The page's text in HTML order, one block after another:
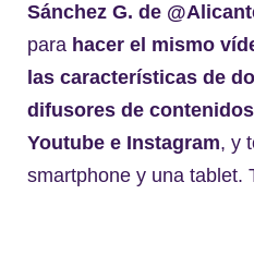
Sánchez G. de
para hacer el mismo
las características de
difusores de
Youtube e Instagram, y
smartphone y una tablet.